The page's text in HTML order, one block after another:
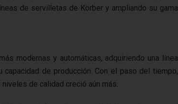
de servilletas de Körber y ampliando su gama
modernas y automáticas, adquiriendo una línea
de producción. Con el paso del tiempo,
de calidad creció aún más.